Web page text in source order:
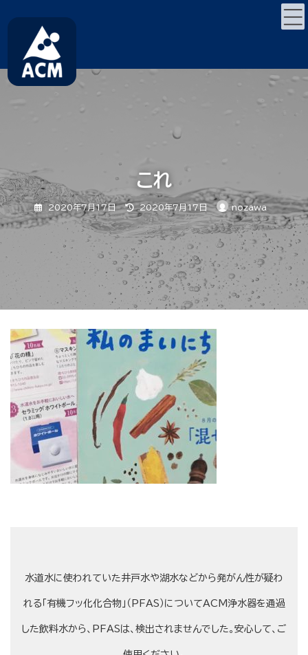
キ
ゲ
に
移
これ
2020年7月17日
最
終
更
新
日
時
2020年7月17日 nozawa
水道水に使われていた井戸水や湖水などから発がん性が疑わ
れる「有機フッ化化合物」（PFAS）についてACM浄水器を通過
した飲料水から、PFASは、検出されませんでした。安心して、ご